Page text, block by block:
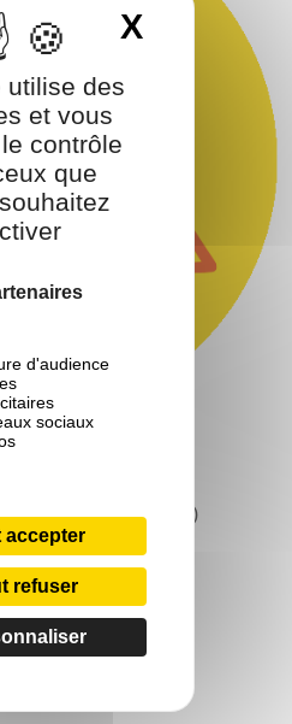
utilise des
et vous
contrôle
que
d'audience
sociaux
accepter
refuser
X
sur le côté du CJV )
à18h